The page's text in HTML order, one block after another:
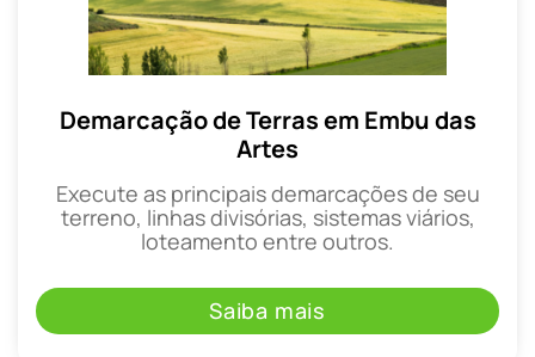
Demarcação de Terras em Embu das
Artes
Execute as principais demarcações de seu
terreno, linhas divisórias, sistemas viários,
loteamento entre outros.
Saiba mais